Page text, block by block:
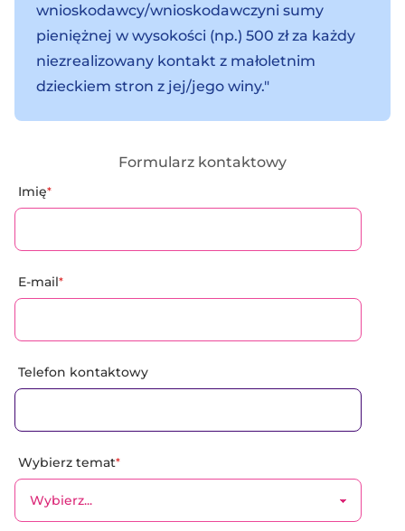
wnioskodawcy/wnioskodawczyni sumy
pieniężnej w wysokości (np.) 500 zł za każdy
niezrealizowany kontakt z małoletnim
dzieckiem stron z jej/jego winy."
Formularz kontaktowy
Imię*
E-mail*
Telefon kontaktowy
Wybierz temat*